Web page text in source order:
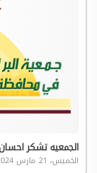
الجمعيه تشكر
الخميس، 21 مارس 2024